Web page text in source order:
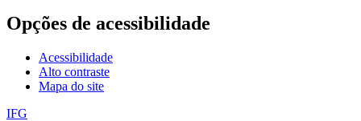
Opções de acessibilidade
Acessibilidade
Alto contraste
Mapa do site
IFG